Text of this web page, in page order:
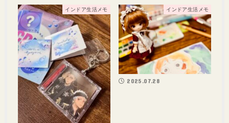
インドア生活メモ インドア生活メモ
2025.07.28